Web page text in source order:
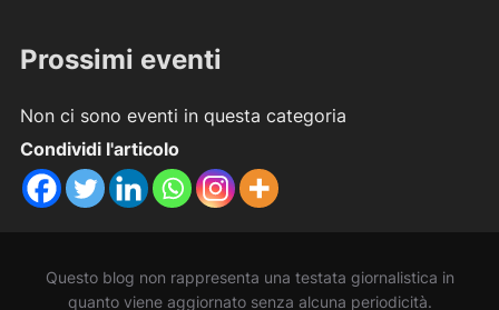
Prossimi eventi
Non ci sono eventi in questa categoria
Condividi l'articolo
Questo blog non rappresenta una testata giornalistica in
quanto viene aggiornato senza alcuna periodicità.